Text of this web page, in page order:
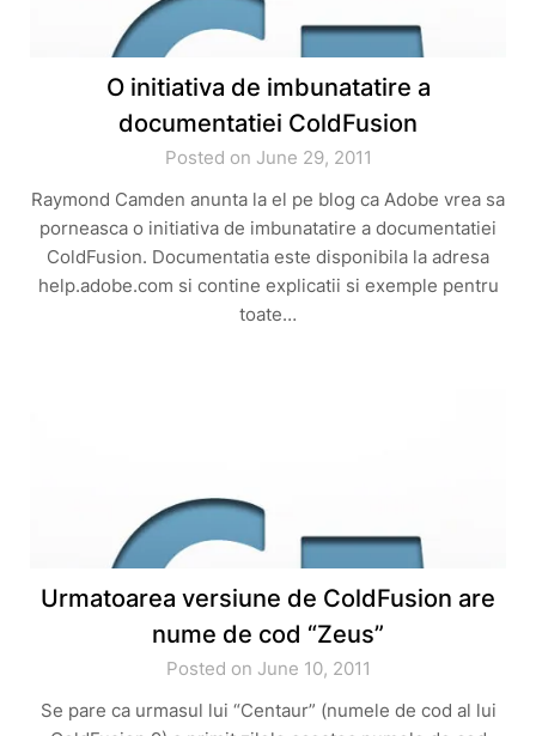
O initiativa de imbunatatire a
documentatiei ColdFusion
Posted on June 29, 2011
Raymond Camden anunta la el pe blog ca Adobe vrea sa
porneasca o initiativa de imbunatatire a documentatiei
ColdFusion. Documentatia este disponibila la adresa
help.adobe.com si contine explicatii si exemple pentru
toate…
Urmatoarea versiune de ColdFusion are
nume de cod “Zeus”
Posted on June 10, 2011
Se pare ca urmasul lui “Centaur” (numele de cod al lui